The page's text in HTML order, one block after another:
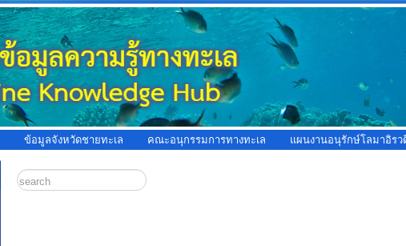
ข้อมูลจังหวัดชายทะเล คณะอนุกรรมการทางทะเล แผนงานอนุรักษ์โลมาอิรว